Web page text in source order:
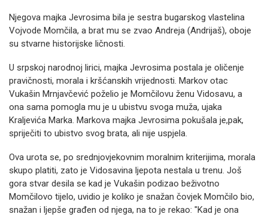
Njegova majka Jevrosima bila je sestra bugarskog vlastelina
Vojvode Momčila, a brat mu se zvao Andrеja (Andrijaš), oboje
su stvarne historijske ličnosti.
U srpskoj narodnoj lirici, majka Jevrosima postala je oličenje
pravičnosti, morala i kršćanskih vrijednosti. Markov otac
Vukašin Mrnjavčević poželio je Momčilovu ženu Vidosavu, a
ona sama pomogla mu je u ubistvu svoga muža, ujaka
Kraljevića Marka. Markova majka Jevrosima pokušala je,pak,
spriječiti to ubistvo svog brata, ali nije uspjela.
Ova urota se, po srednjovjekovnim moralnim kriterijima, morala
skupo platiti, zato je Vidosavina ljepota nestala u trenu. Još
gora stvar desila se kad je Vukašin podizao beživotno
Momčilovo tijelo, uvidio je koliko je snažan čovjek Momčilo bio,
snažan i ljepše građen od njega, na to je rekao: "Kad je ona